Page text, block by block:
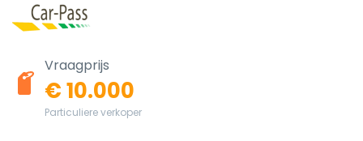
Vraagprijs
€ 10.000
Particuliere verkoper